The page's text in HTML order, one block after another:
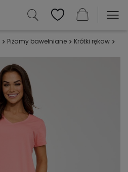
Piżamy bawełniane Krótki rękaw